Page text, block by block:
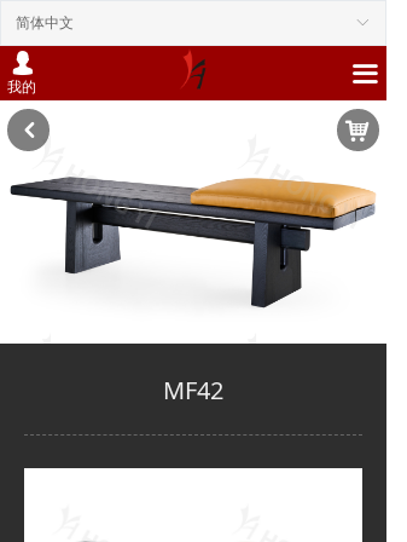
넙
我的 끀
ꀅ
简体中文
MF42
낙
낒